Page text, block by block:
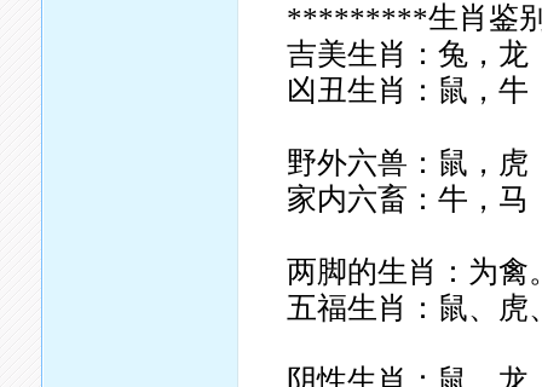
*********生肖鉴
吉美生肖：兔，龙
凶丑生肖：鼠，牛
野外六兽：鼠，虎
家内六畜：牛，马
两脚的生肖：为禽
五福生肖：鼠、
阴性生肖：鼠，